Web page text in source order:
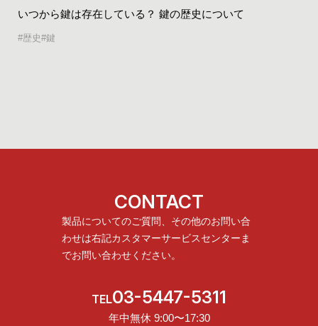
いつから鍵は存在している？ 鍵の歴史について
歴史 鍵
CONTACT
製品についてのご質問、その他のお問い合
わせは右記カスタマーサービスセンターま
でお問い合わせください。
TEL03-5447-5311
年中無休 9:00〜17:30